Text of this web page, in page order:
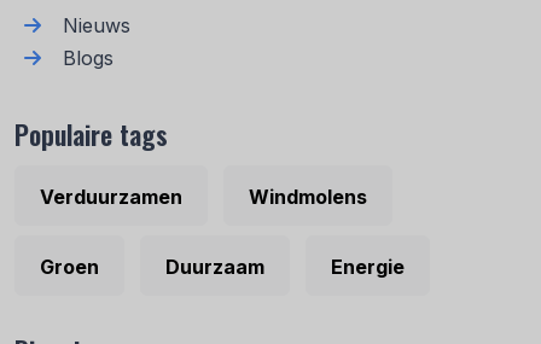
Nieuws
Blogs
Populaire tags
Verduurzamen Windmolens
Groen Duurzaam Energie